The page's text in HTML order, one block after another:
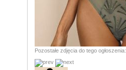
Pozostałe zdjęcia do tego ogłoszenia: